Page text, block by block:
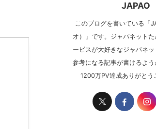
JAPAO
このブログを書いている「
オ）」です。ジャパネット
ービスが大好きなジャパネッ
参考になる記事が書けるよう
1200万PV達成ありがとう